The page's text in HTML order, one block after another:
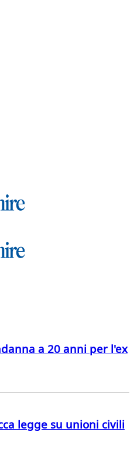
a 20 anni per l'ex
legge su unioni civili